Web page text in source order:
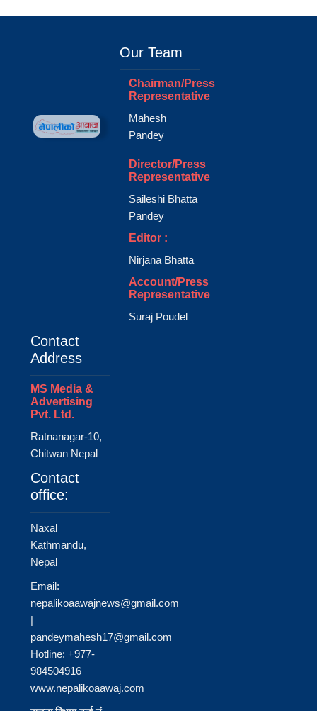
Our Team
Chairman/Press
Representative
Mahesh
Pandey
Director/Press
Representative
Saileshi Bhatta
Pandey
Editor :
Nirjana Bhatta
Account/Press
Representative
Suraj Poudel
Contact
Address
MS Media &
Advertising
Pvt. Ltd.
Ratnanagar-10,
Chitwan Nepal
Contact
office:
Naxal
Kathmandu,
Nepal
Email:
nepalikoaawajnews@gmail.com
|
pandeymahesh17@gmail.com
Hotline: +977-
984504916
www.nepalikoaawaj.com